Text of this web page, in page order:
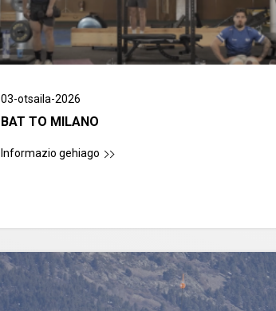
03-otsaila-2026
BAT TO MILANO
Informazio gehiago